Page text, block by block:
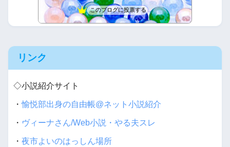
14位 アボタリアンのアボカド生活
15位 Yubisakino Jyunin
このブログに投票する
リンク
◇小説紹介サイト
・愉悦部出身の自由帳@ネット小説紹介
・ ヴィーナさん/Web小説・やる夫スレ
・ 夜市よいのはっしん場所